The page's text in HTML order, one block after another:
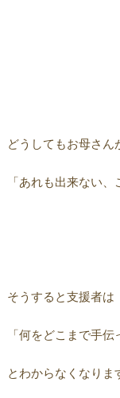
どうしてもお母さん
「あれも出来ない
そうすると支援者は
「何をどこまで手伝
とわからなくなりま